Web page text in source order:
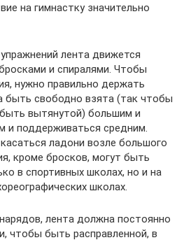
на гимнастку значительно
лента движется
и спиралями. Чтобы
нужно правильно держать
быть свободно взята (так чтобы
вытянутой) большим и
и поддерживаться средним.
ладони возле большого
кроме бросков, могут быть
в спортивных школах, но и на
школах.
лента должна постоянно
чтобы быть расправленной, в